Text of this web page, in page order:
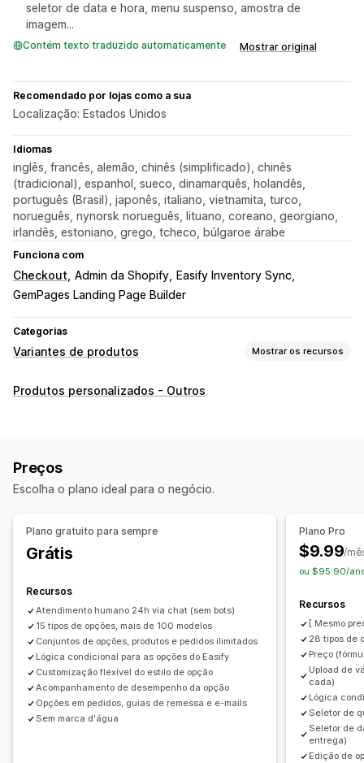
seletor de data e hora, menu suspenso, amostra de
imagem...
Contém texto traduzido automaticamente Mostrar original
Recomendado por lojas como a sua
Localização: Estados Unidos
Idiomas
inglês, francês, alemão, chinês (simplificado), chinês
(tradicional), espanhol, sueco, dinamarquês, holandês,
português (Brasil), japonês, italiano, vietnamita, turco,
norueguês, nynorsk norueguês, lituano, coreano, georgiano,
irlandês, estoniano, grego, tcheco, búlgaroe árabe
Funciona com
Checkout Admin da Shopify
Easify Inventory Sync
GemPages Landing Page Builder
Categorias
Variantes de produtos Mostrar os recursos
Personalização
Texto personalizado
CSS personalizado
HTML personalizado
Importação e exportação
Preços em massa
Preços personalizados
Preços dinâmicos
Complementos
Acréscimos variantes
Preços por nível Acréscimos prêmio
Estoque
Ocultar fora de estoque
Atualizações automáticas
Produtos personalizados - Outros
Preços
Escolha o plano ideal para o negócio.
Plano gratuito para sempre
Grátis
Recursos
Atendimento humano 24h via chat (sem bots)
15 tipos de opções, mais de 100 modelos
Conjuntos de opções, produtos e pedidos ilimitados
Lógica condicional para as opções do Easify
Customização flexível do estilo de opção
Acompanhamento de desempenho da opção
Opções em pedidos, guias de remessa e e-mails
Sem marca d'água
Plano Pro
$9.99/
ou $95.90/
Recursos
[ Mesmo
28 tipos de
Preço
Upload de
cada)
Lógica
Seletor de
Seletor de
entrega)
Edição de